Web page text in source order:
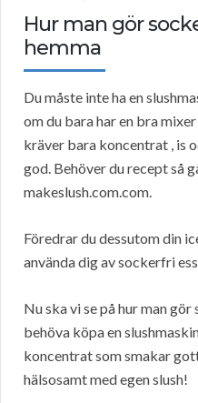
Hur man gör
hemma
Du måste inte ha en
om du bara har en bra
kräver bara koncentrat , is
god. Behöver du recept så
makeslush.com.com.
Föredrar du dessutom din
använda dig av sockerfri
Nu ska vi se på hur man
behöva köpa en
koncentrat som smakar
hälsosamt med egen slush!